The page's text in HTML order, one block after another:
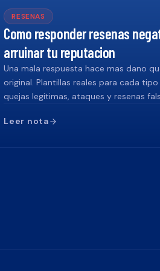
RESENAS
Como responder resenas
arruinar tu reputacion
Una mala respuesta hace mas dano
original. Plantillas reales para cada
quejas legitimas, ataques y resenas
Leer nota